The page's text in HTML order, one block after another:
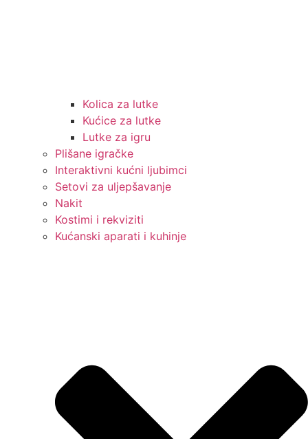
Kolica za lutke
Kućice za lutke
Lutke za igru
Plišane igračke
Interaktivni kućni ljubimci
Setovi za uljepšavanje
Nakit
Kostimi i rekviziti
Kućanski aparati i kuhinje